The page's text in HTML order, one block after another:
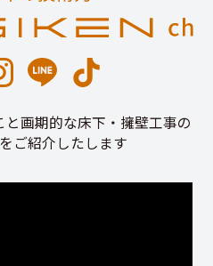
画期的な床下・擁壁工事の
ご紹介したします